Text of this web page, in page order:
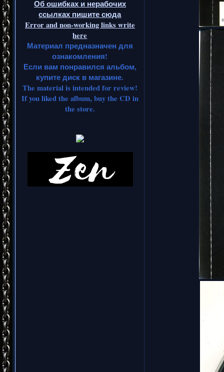
Об ошибках и нерабочих
ссылках пишите сюда
Error and non-working links write
here
Материал предназначен для
ознакомления!
Если вам понравился альбом,
купите диск в магазине.
The material is intended for review!
If you liked the album, buy the CD in
the store.